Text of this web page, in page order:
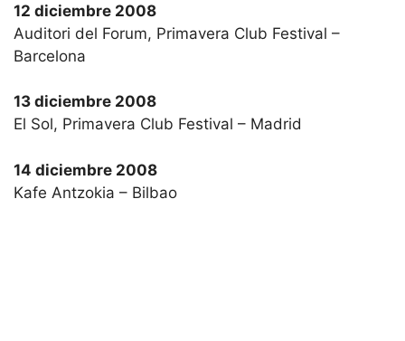
12 diciembre 2008
Auditori del Forum, Primavera Club Festival –
Barcelona
13 diciembre 2008
El Sol, Primavera Club Festival – Madrid
14 diciembre 2008
Kafe Antzokia – Bilbao